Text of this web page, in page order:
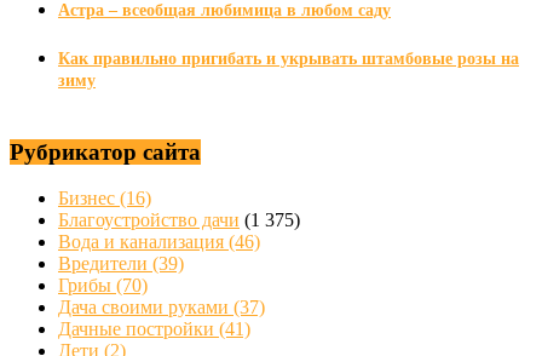
Астра – всеобщая любимица в любом саду
Как правильно пригибать и укрывать штамбовые розы на
зиму
Рубрикатор сайта
Бизнес (16)
Благоустройство дачи (1 375)
Вода и канализация (46)
Вредители (39)
Грибы (70)
Дача своими руками (37)
Дачные постройки (41)
Дети (2)